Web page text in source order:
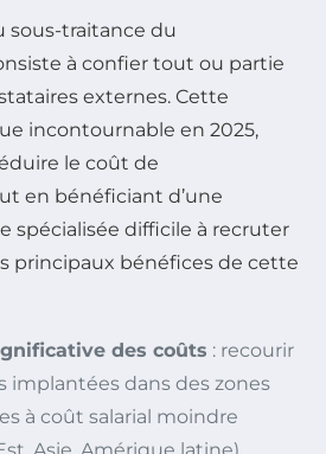
sous-traitance du
à confier tout ou partie
externes. Cette
incontournable en 2025,
le coût de
en bénéficiant d’une
spécialisée difficile à recruter
principaux bénéfices de cette
des coûts : recourir
implantées dans des zones
à coût salarial moindre